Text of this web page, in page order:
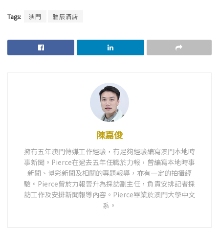
Tags: 澳門 雅辰酒店
陳嘉俊
擁有五年澳門傳媒工作經驗，有足夠經驗編寫澳門本地時
事新聞。Pierce在過去五年任職於力報，曾編寫本地時事
新聞、博彩新聞及相關的專題報導，亦有一定的拍攝經
驗。Pierce曾於力報晉升為採訪副主任，負責安排記者採
訪工作及安排新聞報導內容。Pierce畢業於澳門大學中文
系。